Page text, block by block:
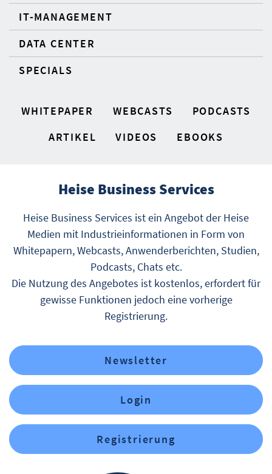
IT-MANAGEMENT
DATA CENTER
SPECIALS
WHITEPAPER WEBCASTS
PODCASTS
ARTIKEL
VIDEOS EBOOKS
Heise Business Services
Heise Business Services ist ein Angebot der Heise
Medien mit Industrieinformationen in Form von
Whitepapern, Webcasts, Anwenderberichten, Studien,
Podcasts, Chats etc.
Die Nutzung des Angebotes ist kostenlos, erfordert für
gewisse Funktionen jedoch eine vorherige
Registrierung.
Newsletter
Login
Registrierung